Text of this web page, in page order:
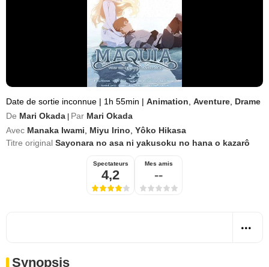
Date de sortie inconnue | 1h 55min | Animation Aventure Drame
De Mari Okada Par Mari Okada
Avec Manaka Iwami Miyu Irino Yôko Hikasa
Titre original Sayonara no asa ni yakusoku no hana o kazarô
Spectateurs
4,2
Mes amis
--
Synopsis